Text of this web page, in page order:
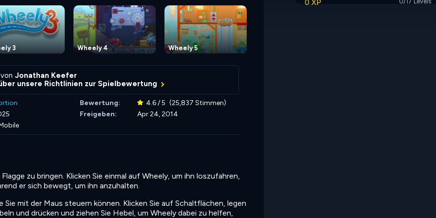
3 Wheely 4 Wheely 5
Jonathan Keefer
unsere Richtlinien zur Spielbewertung
Bewertung: 4.6 / 5 (25,837 Stimmen)
Freigeben:
Apr 24, 2014
zu bringen. Klicken Sie einmal auf Wheely, um ihn loszufahren,
er sich bewegt, um ihn anzuhalten.
Sie mit der Maus steuern können. Klicken Sie auf Schaltflächen, legen
und drücken und ziehen Sie Hebel, um Wheely dabei zu helfen,
0 XP